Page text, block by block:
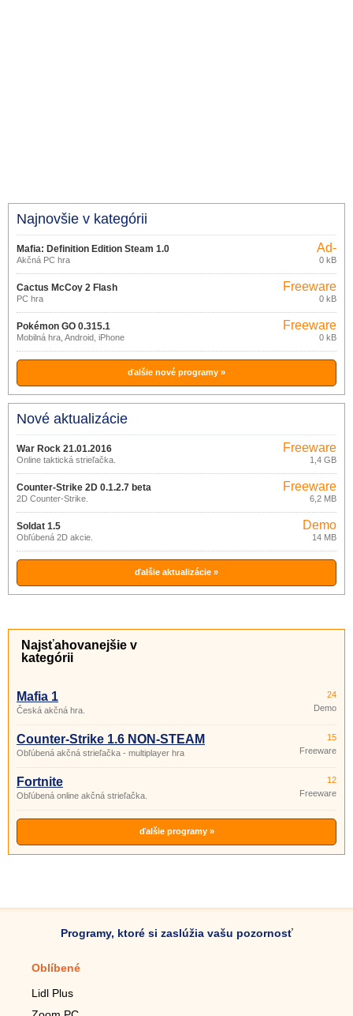
Najnovšie v kategórii
Mafia: Definition Edition Steam 1.0
Akčná PC hra
Ad-
supported
0 kB
Cactus McCoy 2 Flash
PC hra
Freeware
0 kB
Pokémon GO 0.315.1
Mobilná hra, Android, iPhone
Freeware
0 kB
ďalšie nové programy »
Nové aktualizácie
War Rock 21.01.2016
Online taktická strieľačka.
Freeware
1,4 GB
Counter-Strike 2D 0.1.2.7 beta
2D Counter-Strike.
Freeware
6,2 MB
Soldat 1.5
Obľúbená 2D akcie.
Demo
14 MB
ďalšie aktualizácie »
Najsťahovanejšie v
kategórii
Mafia 1
Česká akčná hra.
24
Demo
Counter-Strike 1.6 NON-STEAM
Obľúbená akčná strieľačka - multiplayer hra
15
Freeware
Fortnite
Obľúbená online akčná strieľačka.
12
Freeware
ďalšie programy »
Programy, ktoré si zaslúžia vašu pozornosť
Oblíbené
Lidl Plus